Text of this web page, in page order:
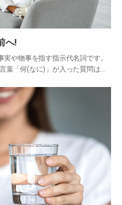
へ!
実や物事を指す指示代名詞です。
葉「何(なに)」が入った質問は、
ようとする心の余裕も出てきま